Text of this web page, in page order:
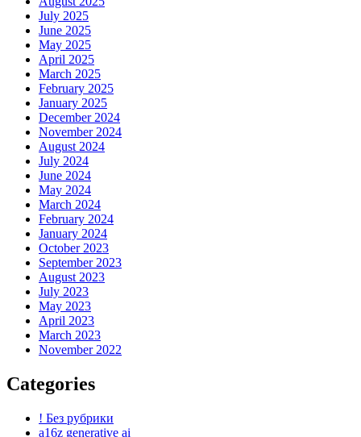
July 2025
June 2025
May 2025
April 2025
March 2025
February 2025
January 2025
December 2024
November 2024
August 2024
July 2024
June 2024
May 2024
March 2024
February 2024
January 2024
October 2023
September 2023
August 2023
July 2023
May 2023
April 2023
March 2023
November 2022
Categories
! Без рубрики
a16z generative ai